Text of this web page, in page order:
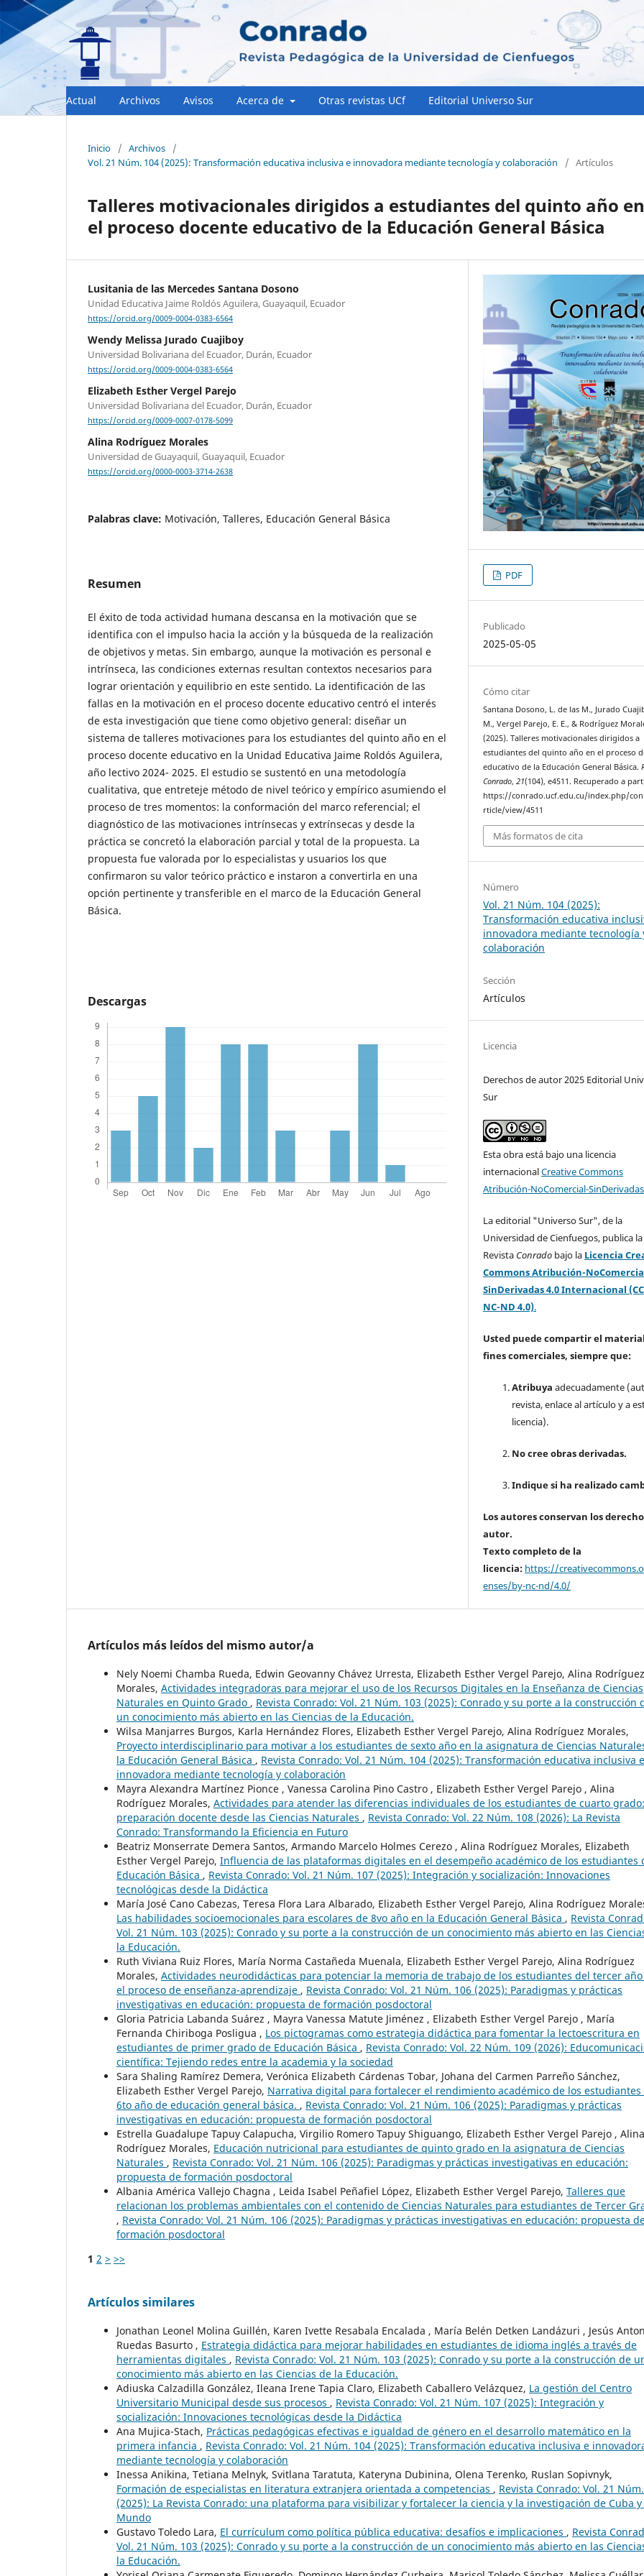
Actual Archivos Avisos Acerca de Otras revistas UCf Editorial Universo Sur
Inicio / Archivos
/
Vol. 21 Núm. 104 (2025): Transformación educativa inclusiva e innovadora mediante tecnología y colaboración
/ Artículos
Talleres motivacionales dirigidos a estudiantes del quinto año en
el proceso docente educativo de la Educación General Básica
Lusitania de las Mercedes Santana Dosono
Unidad Educativa Jaime Roldós Aguilera, Guayaquil, Ecuador
https://orcid.org/0009-0004-0383-6564
Wendy Melissa Jurado Cuajiboy
Universidad Bolivariana del Ecuador, Durán, Ecuador
https://orcid.org/0009-0004-0383-6564
Elizabeth Esther Vergel Parejo
Universidad Bolivariana del Ecuador, Durán, Ecuador
https://orcid.org/0009-0007-0178-5099
Alina Rodríguez Morales
Universidad de Guayaquil, Guayaquil, Ecuador
https://orcid.org/0000-0003-3714-2638
Palabras clave: Motivación, Talleres, Educación General Básica
Resumen
El éxito de toda actividad humana descansa en la motivación que se
identifica con el impulso hacia la acción y la búsqueda de la realización
de objetivos y metas. Sin embargo, aunque la motivación es personal e
intrínseca, las condiciones externas resultan contextos necesarios para
lograr orientación y equilibrio en este sentido. La identificación de las
fallas en la motivación en el proceso docente educativo centró el interés
de esta investigación que tiene como objetivo general: diseñar un
sistema de talleres motivaciones para los estudiantes del quinto año en el
proceso docente educativo en la Unidad Educativa Jaime Roldós Aguilera,
año lectivo 2024- 2025. El estudio se sustentó en una metodología
cualitativa, que entreteje método de nivel teórico y empírico asumiendo el
proceso de tres momentos: la conformación del marco referencial; el
diagnóstico de las motivaciones intrínsecas y extrínsecas y desde la
práctica se concretó la elaboración parcial y total de la propuesta. La
propuesta fue valorada por lo especialistas y usuarios los que
confirmaron su valor teórico práctico e instaron a convertirla en una
opción pertinente y transferible en el marco de la Educación General
Básica.
Descargas
PDF
Publicado
2025-05-05
Cómo citar
Santana Dosono, L. de las M., Jurado
M., Vergel Parejo, E. E., & Rodríguez
(2025). Talleres motivacionales dirigidos a
estudiantes del quinto año en el proceso
educativo de la Educación General Básica.
Conrado,21(104), e4511. Recuperado a
https://conrado.ucf.edu.cu/index.php/
rticle/view/4511
Más formatos de cita
Número
Vol. 21 Núm. 104 (2025):
Transformación educativa
innovadora mediante tecnología
colaboración
Sección
Artículos
Licencia
Derechos de autor 2025 Editorial
Sur
Esta obra está bajo una licencia
internacionalCreative Commons
Atribución-NoComercial-
La editorial "Universo Sur", de la
Universidad de Cienfuegos, publica la
Revista Conrado bajo la Licencia
Commons Atribución-
SinDerivadas 4.0 Internacional (CC
NC-ND 4.0).
Usted puede compartir el
fines comerciales, siempre que:
Atribuya adecuadamente
revista, enlace al artículo y a
licencia).
No cree obras derivadas.
Indique si ha realizado
Los autores conservan los
autor.
Texto completo de la
licencia: https://
enses/by-nc-nd/4.0/
Artículos más leídos del mismo autor/a
Nely Noemi Chamba Rueda, Edwin Geovanny Chávez Urresta, Elizabeth Esther Vergel Parejo, Alina Rodríguez
Morales, Actividades integradoras para mejorar el uso de los Recursos Digitales en la Enseñanza de Ciencias
Naturales en Quinto Grado , Revista Conrado: Vol. 21 Núm. 103 (2025): Conrado y su porte a la construcción
un conocimiento más abierto en las Ciencias de la Educación.
Wilsa Manjarres Burgos, Karla Hernández Flores, Elizabeth Esther Vergel Parejo, Alina Rodríguez Morales,
Proyecto interdisciplinario para motivar a los estudiantes de sexto año en la asignatura de Ciencias
la Educación General Básica , Revista Conrado: Vol. 21 Núm. 104 (2025): Transformación educativa inclusiva e
innovadora mediante tecnología y colaboración
Mayra Alexandra Martínez Pionce , Vanessa Carolina Pino Castro , Elizabeth Esther Vergel Parejo , Alina
Rodríguez Morales, Actividades para atender las diferencias individuales de los estudiantes de cuarto grado:
preparación docente desde las Ciencias Naturales , Revista Conrado: Vol. 22 Núm. 108 (2026): La Revista
Conrado: Transformando la Eficiencia en Futuro
Beatriz Monserrate Demera Santos, Armando Marcelo Holmes Cerezo , Alina Rodríguez Morales, Elizabeth
Esther Vergel Parejo, Influencia de las plataformas digitales en el desempeño académico de los estudiantes
Educación Básica , Revista Conrado: Vol. 21 Núm. 107 (2025): Integración y socialización: Innovaciones
tecnológicas desde la Didáctica
María José Cano Cabezas, Teresa Flora Lara Albarado, Elizabeth Esther Vergel Parejo, Alina Rodríguez
Las habilidades socioemocionales para escolares de 8vo año en la Educación General Básica , Revista
Vol. 21 Núm. 103 (2025): Conrado y su porte a la construcción de un conocimiento más abierto en las
la Educación.
Ruth Viviana Ruiz Flores, María Norma Castañeda Muenala, Elizabeth Esther Vergel Parejo, Alina Rodríguez
Morales, Actividades neurodidácticas para potenciar la memoria de trabajo de los estudiantes del tercer
el proceso de enseñanza-aprendizaje , Revista Conrado: Vol. 21 Núm. 106 (2025): Paradigmas y prácticas
investigativas en educación: propuesta de formación posdoctoral
Gloria Patricia Labanda Suárez , Mayra Vanessa Matute Jiménez , Elizabeth Esther Vergel Parejo , María
Fernanda Chiriboga Posligua , Los pictogramas como estrategia didáctica para fomentar la lectoescritura en
estudiantes de primer grado de Educación Básica , Revista Conrado: Vol. 22 Núm. 109 (2026):
científica: Tejiendo redes entre la academia y la sociedad
Sara Shaling Ramírez Demera, Verónica Elizabeth Cárdenas Tobar, Johana del Carmen Parreño Sánchez,
Elizabeth Esther Vergel Parejo, Narrativa digital para fortalecer el rendimiento académico de los estudiantes
6to año de educación general básica. , Revista Conrado: Vol. 21 Núm. 106 (2025): Paradigmas y prácticas
investigativas en educación: propuesta de formación posdoctoral
Estrella Guadalupe Tapuy Calapucha, Virgilio Romero Tapuy Shiguango, Elizabeth Esther Vergel Parejo , Alina
Rodríguez Morales, Educación nutricional para estudiantes de quinto grado en la asignatura de Ciencias
Naturales , Revista Conrado: Vol. 21 Núm. 106 (2025): Paradigmas y prácticas investigativas en educación:
propuesta de formación posdoctoral
Albania América Vallejo Chagna , Leida Isabel Peñafiel López, Elizabeth Esther Vergel Parejo, Talleres que
relacionan los problemas ambientales con el contenido de Ciencias Naturales para estudiantes de Tercer
, Revista Conrado: Vol. 21 Núm. 106 (2025): Paradigmas y prácticas investigativas en educación: propuesta
formación posdoctoral
1 2 > >>
Artículos similares
Jonathan Leonel Molina Guillén, Karen Ivette Resabala Encalada , María Belén Detken Landázuri , Jesús
Ruedas Basurto , Estrategia didáctica para mejorar habilidades en estudiantes de idioma inglés a través de
herramientas digitales , Revista Conrado: Vol. 21 Núm. 103 (2025): Conrado y su porte a la construcción de
conocimiento más abierto en las Ciencias de la Educación.
Adiuska Calzadilla González, Ileana Irene Tapia Claro, Elizabeth Caballero Velázquez, La gestión del Centro
Universitario Municipal desde sus procesos , Revista Conrado: Vol. 21 Núm. 107 (2025): Integración y
socialización: Innovaciones tecnológicas desde la Didáctica
Ana Mujica-Stach, Prácticas pedagógicas efectivas e igualdad de género en el desarrollo matemático en la
primera infancia , Revista Conrado: Vol. 21 Núm. 104 (2025): Transformación educativa inclusiva e
mediante tecnología y colaboración
Inessa Anikina, Tetiana Melnyk, Svitlana Taratuta, Kateryna Dubinina, Olena Terenko, Ruslan Sopivnyk,
Formación de especialistas en literatura extranjera orientada a competencias , Revista Conrado: Vol. 21 Núm.
(2025): La Revista Conrado: una plataforma para visibilizar y fortalecer la ciencia y la investigación de Cuba y
Mundo
Gustavo Toledo Lara, El currículum como política pública educativa: desafíos e implicaciones , Revista
Vol. 21 Núm. 103 (2025): Conrado y su porte a la construcción de un conocimiento más abierto en las
la Educación.